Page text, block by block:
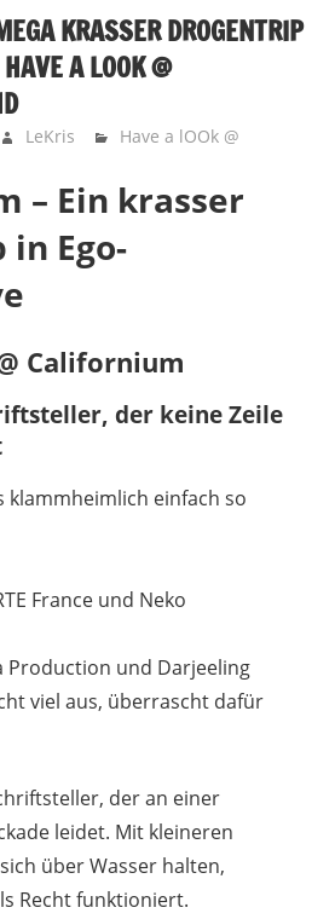
KRASSER DROGENTRIP
A LOOK @
LeKris Have a lOOk @
– Ein krasser
Ego-
Californium
der keine Zeile
klammheimlich einfach so
France und Neko
Production und Darjeeling
viel aus, überrascht dafür
der an einer
leidet. Mit kleineren
über Wasser halten,
Recht funktioniert.